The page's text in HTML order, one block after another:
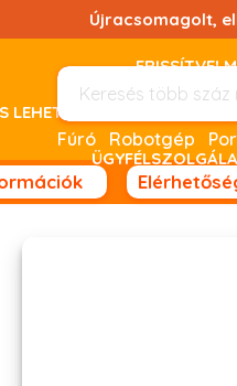
Újracsomagolt,
FRISSÍTVE!
LEHETŐSÉG! FIZETNI
Fúró Robotgép